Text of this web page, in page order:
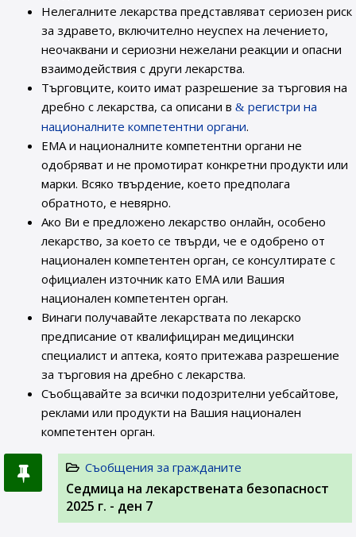
Нелегалните лекарства представляват сериозен риск
за здравето, включително неуспех на лечението,
неочаквани и сериозни нежелани реакции и опасни
взаимодействия с други лекарства.
Търговците, които имат разрешение за търговия на
дребно с лекарства, са описани в
регистри на
националните компетентни органи.
ЕМА и националните компетентни органи не
одобряват и не промотират конкретни продукти или
марки. Всяко твърдение, което предполага
обратното, е невярно.
Ако Ви е предложено лекарство онлайн, особено
лекарство, за което се твърди, че е одобрено от
национален компетентен орган, се консултирате с
официален източник като ЕМА или Вашия
национален компетентен орган.
Винаги получавайте лекарствата по лекарско
предписание от квалифициран медицински
специалист и аптека, която притежава разрешение
за търговия на дребно с лекарства.
Съобщавайте за всички подозрителни уебсайтове,
реклами или продукти на Вашия национален
компетентен орган.
Съобщения за гражданите
Седмица на лекарствената безопасност
2025 г. - ден 7